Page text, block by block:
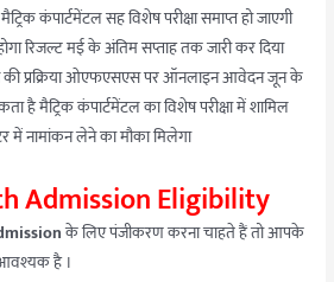
कंपार्टमेंटल सह विशेष परीक्षा समाप्त हो जाएगी
रिजल्ट मई के अंतिम सप्ताह तक जारी कर दिया
की प्रक्रिया ओएफएसएस पर ऑनलाइन आवेदन जून के
है मैट्रिक कंपार्टमेंटल का विशेष परीक्षा में शामिल
में नामांकन लेने का मौका मिलेगा
Admission Eligibility
के लिए पंजीकरण करना चाहते हैं तो आपके
आवश्यक है ।